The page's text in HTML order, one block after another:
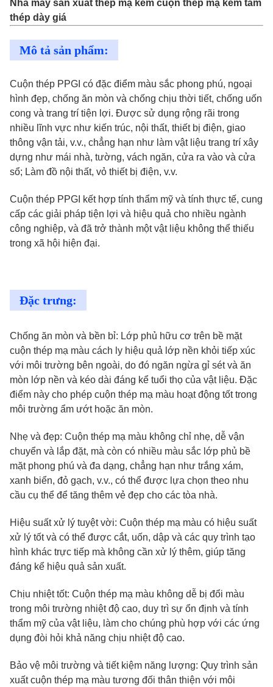
Nhà máy sản xuất thép mạ kẽm cuộn thép mạ kẽm tấm
thép dày giá
Mô tả sản phẩm:
Cuộn thép PPGI có đặc điểm màu sắc phong phú, ngoại
hình đẹp, chống ăn mòn và chống chịu thời tiết, chống uốn
cong và trang trí tiện lợi. Được sử dụng rộng rãi trong
nhiều lĩnh vực như kiến trúc, nội thất, thiết bị điện, giao
thông vận tải, v.v., chẳng hạn như làm vật liệu trang trí xây
dựng như mái nhà, tường, vách ngăn, cửa ra vào và cửa
sổ; Làm đồ nội thất, vỏ thiết bị điện, v.v.
Cuộn thép PPGI kết hợp tính thẩm mỹ và tính thực tế, cung
cấp các giải pháp tiện lợi và hiệu quả cho nhiều ngành
công nghiệp, và đã trở thành một vật liệu không thể thiếu
trong xã hội hiện đại.
Đặc trưng:
Chống ăn mòn và bền bỉ: Lớp phủ hữu cơ trên bề mặt
cuộn thép mạ màu cách ly hiệu quả lớp nền khỏi tiếp xúc
với môi trường bên ngoài, do đó ngăn ngừa gỉ sét và ăn
mòn lớp nền và kéo dài đáng kể tuổi thọ của vật liệu. Đặc
điểm này cho phép cuộn thép mạ màu hoạt động tốt trong
môi trường ẩm ướt hoặc ăn mòn.
Nhẹ và đẹp: Cuộn thép mạ màu không chỉ nhẹ, dễ vận
chuyển và lắp đặt, mà còn có nhiều màu sắc lớp phủ bề
mặt phong phú và đa dạng, chẳng hạn như trắng xám,
xanh biển, đỏ gạch, v.v., có thể được lựa chọn theo nhu
cầu cụ thể để tăng thêm vẻ đẹp cho các tòa nhà.
Hiệu suất xử lý tuyệt vời: Cuộn thép mạ màu có hiệu suất
xử lý tốt và có thể được cắt, uốn, dập và các quy trình tạo
hình khác trực tiếp mà không cần xử lý thêm, giúp tăng
đáng kể hiệu quả sản xuất.
Chịu nhiệt tốt: Cuộn thép mạ màu không dễ bị đổi màu
trong môi trường nhiệt độ cao, duy trì sự ổn định và tính
thẩm mỹ của vật liệu, làm cho chúng phù hợp với các ứng
dụng đòi hỏi khả năng chịu nhiệt độ cao.
Bảo vệ môi trường và tiết kiệm năng lượng: Quy trình sản
xuất cuộn thép mạ màu tương đối thân thiện với môi